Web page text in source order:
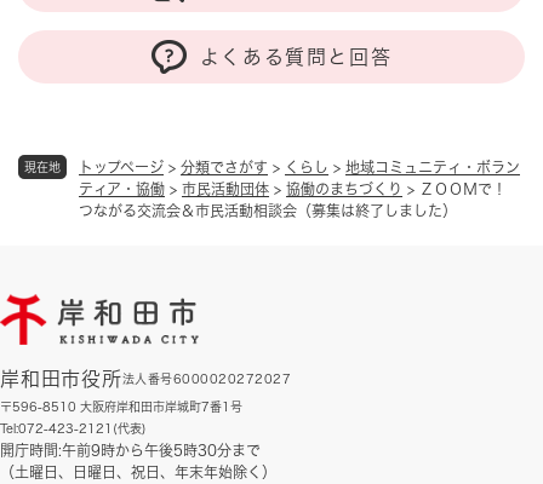
現在地 トップページ > 分類でさがす > くらし > 地域コミュニティ・ボラン
ティア・協働 > 市民活動団体 > 協働のまちづくり > ＺＯＯＭで！
つながる交流会＆市民活動相談会（募集は終了しました）
よくある質問と回答
岸和田市役所法人番号6000020272027
〒596-8510 大阪府岸和田市岸城町7番1号
Tel:072-423-2121(代表)
開庁時間:午前9時から午後5時30分まで
（土曜日、日曜日、祝日、年末年始除く）